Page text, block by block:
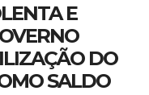
E
DO
SALDO